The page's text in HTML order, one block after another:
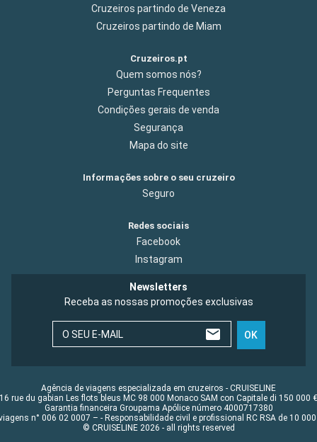
Cruzeiros partindo de Veneza
Cruzeiros partindo de Miam
Cruzeiros.pt
Quem somos nós?
Perguntas Frequentes
Condições gerais de venda
Segurança
Mapa do site
Informações sobre o seu cruzeiro
Seguro
Redes sociais
Facebook
Instagram
Newsletters
Receba as nossas promoções exclusivas
O SEU E-MAIL OK
Agência de viagens especializada em cruzeiros - CRUISELINE
16 rue du gabian Les flots bleus MC 98 000 Monaco SAM con Capitale di 150 000 €
Garantia financeira Groupama Apólice número 4000717380
n° 006 02 0007 – - Responsabilidade civil e profissional RC RSA de 10 000
© CRUISELINE 2026 - all rights reserved